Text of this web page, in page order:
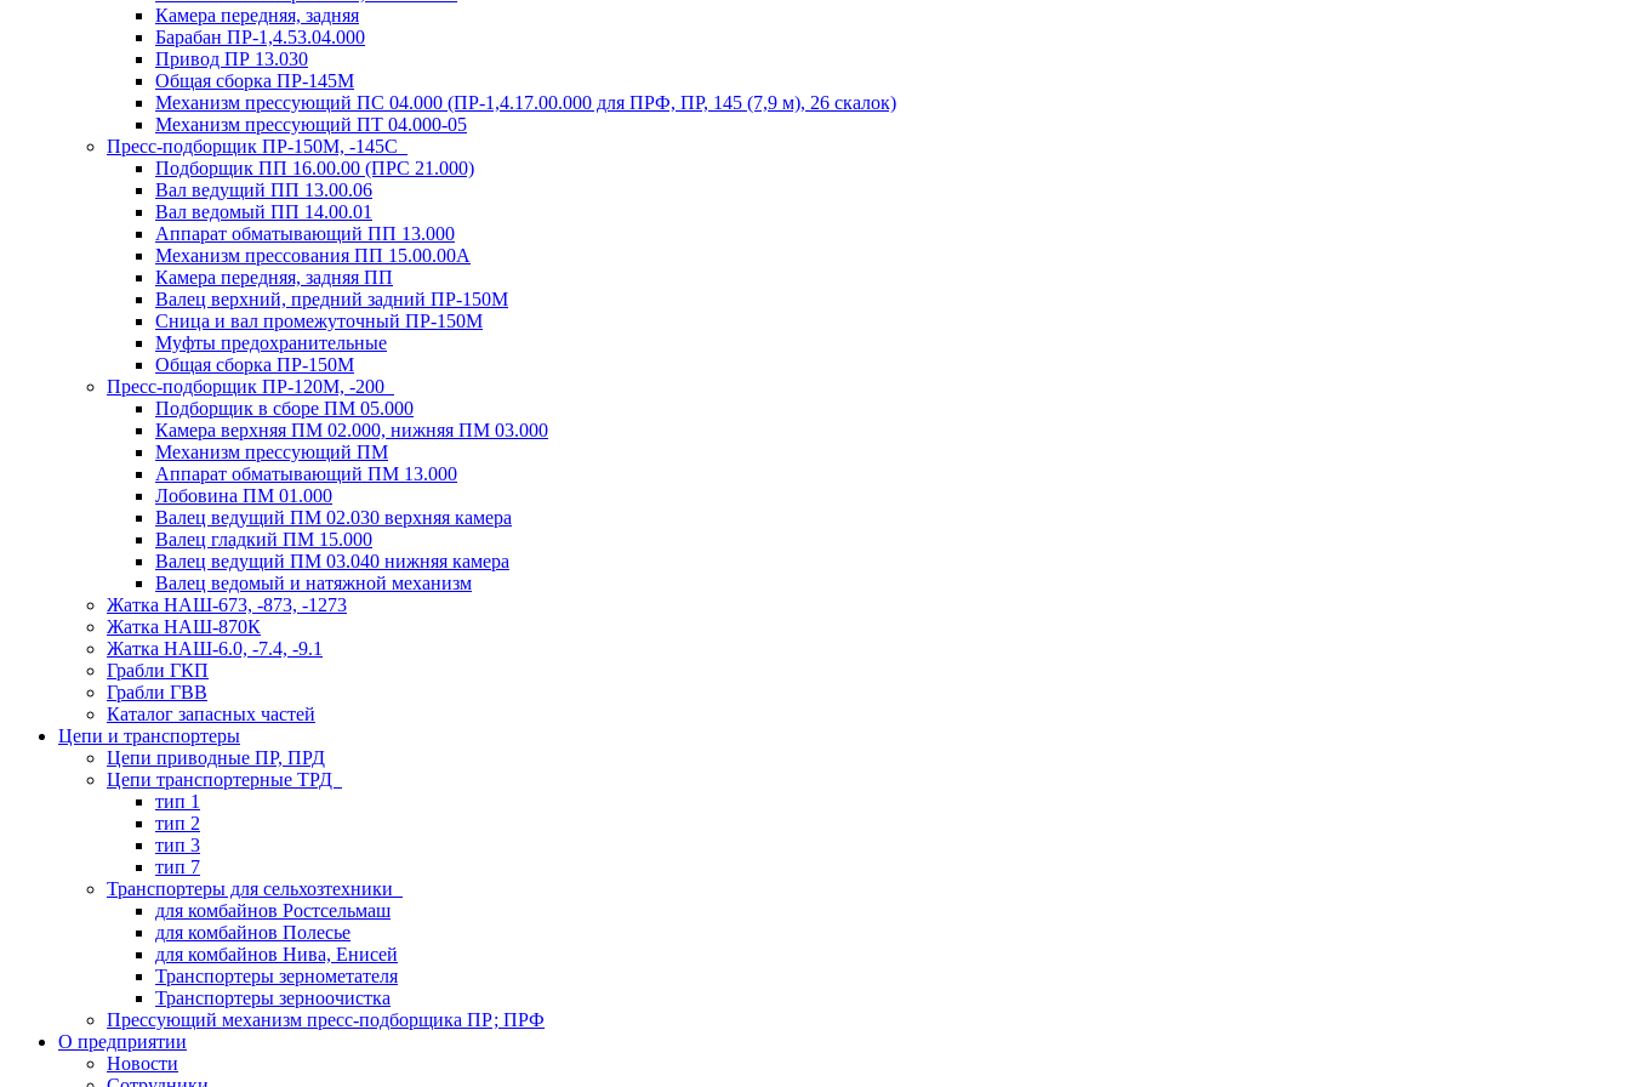
Камера передняя, задняя
Барабан ПР-1,4.53.04.000
Привод ПР 13.030
Общая сборка ПР-145М
Механизм прессующий ПС 04.000 (ПР-1,4.17.00.000 для ПРФ, ПР, 145 (7,9 м), 26 скалок)
Механизм прессующий ПТ 04.000-05
Пресс-подборщик ПР-150М, -145С
Подборщик ПП 16.00.00 (ПРС 21.000)
Вал ведущий ПП 13.00.06
Вал ведомый ПП 14.00.01
Аппарат обматывающий ПП 13.000
Механизм прессования ПП 15.00.00А
Камера передняя, задняя ПП
Валец верхний, предний задний ПР-150М
Сница и вал промежуточный ПР-150М
Муфты предохранительные
Общая сборка ПР-150М
Пресс-подборщик ПР-120М, -200
Подборщик в сборе ПМ 05.000
Камера верхняя ПМ 02.000, нижняя ПМ 03.000
Механизм прессующий ПМ
Аппарат обматывающий ПМ 13.000
Лобовина ПМ 01.000
Валец ведущий ПМ 02.030 верхняя камера
Валец гладкий ПМ 15.000
Валец ведущий ПМ 03.040 нижняя камера
Валец ведомый и натяжной механизм
Жатка НАШ-673, -873, -1273
Жатка НАШ-870К
Жатка НАШ-6.0, -7.4, -9.1
Грабли ГКП
Грабли ГВВ
Каталог запасных частей
Цепи и транспортеры
Цепи приводные ПР, ПРД
Цепи транспортерные ТРД
тип 1
тип 2
тип 3
тип 7
Транспортеры для сельхозтехники
для комбайнов Ростсельмаш
для комбайнов Полесье
для комбайнов Нива, Енисей
Транспортеры зернометателя
Транспортеры зерноочистка
Прессующий механизм пресс-подборщика ПР; ПРФ
О предприятии
Новости